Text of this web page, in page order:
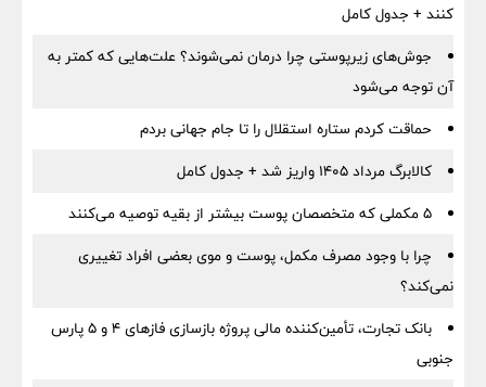
کنند + جدول کامل
جوش‌های زیرپوستی چرا درمان نمی‌شوند؟ علت‌هایی که کمتر به
آن توجه می‌شود
حماقت کردم ستاره استقلال را تا جام جهانی بردم
کالابرگ مرداد ۱۴۰۵ واریز شد + جدول کامل
۵ مکملی که متخصصان پوست بیشتر از بقیه توصیه می‌کنند
چرا با وجود مصرف مکمل، پوست و موی بعضی افراد تغییری
نمی‌کند؟
بانک تجارت، تأمین‌کننده مالی پروژه بازسازی فازهای ۴ و ۵ پارس
جنوبی